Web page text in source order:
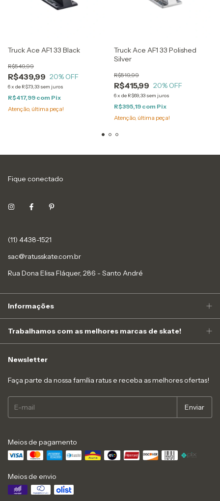
Truck Ace AF1 33 Black
R$439,99
R$549,99
20% OFF
6x de R$73,33 sem juros
R$417,99 com Pix
Atenção, última peça!
Truck Ace AF1 33 Polished
Silver
R$415,99
R$519,99
20% OFF
6x de R$69,33 sem juros
R$395,19 com Pix
Atenção, última peça!
Fique conectado
(11) 4438-1521
sac@ratusskate.com.br
Rua Dona Elisa Fláquer, 286 - Santo André
Informações
Trabalhamos com as melhores marcas de skate!
Newsletter
Faça parte da nossa família ratus e receba as melhores ofertas!
Meios de pagamento
Meios de envio